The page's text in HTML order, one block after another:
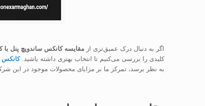
اگر به دنبال درک عمیق‌تری از مقایسه کانکس ساندویچ پنل
کلیدی را بررسی می‌کنیم تا انتخاب بهتری داشته باشید.کانکس
به نظر برسد، تمرکز ما بر مزایای محصولات موجود در این